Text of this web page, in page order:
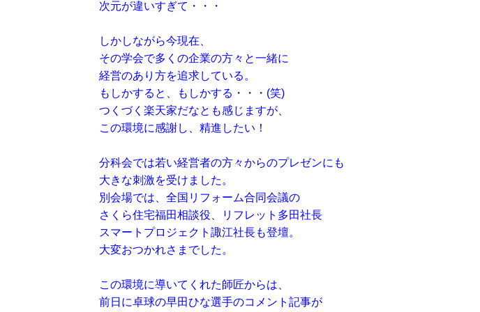
次元が違いすぎて・・・
しかしながら今現在、
その学会で多くの企業の方々と一緒に
経営のあり方を追求している。
もしかすると、もしかする・・・(笑)
つくづく楽天家だなとも感じますが、
この環境に感謝し、精進したい！
分科会では若い経営者の方々からのプレゼンにも
大きな刺激を受けました。
別会場では、全国リフォーム合同会議の
さくら住宅福田相談役、リフレット多田社長
スマートプロジェクト諏江社長も登壇。
大変おつかれさまでした。
この環境に導いてくれた師匠からは、
前日に卓球の早田ひな選手のコメント記事が